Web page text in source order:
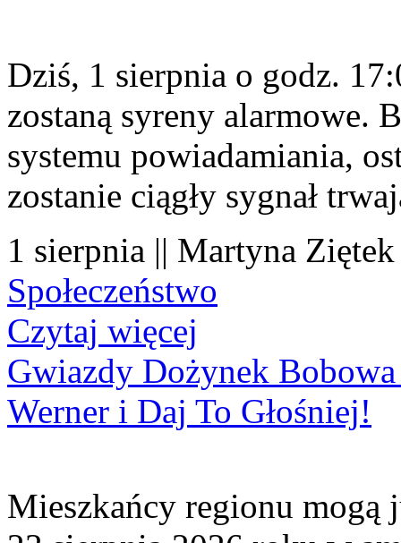
Dziś, 1 sierpnia o godz.
zostaną syreny alarmowe.
systemu powiadamiania,
zostanie ciągły sygnał
1 sierpnia || Martyna
Społeczeństwo
Czytaj więcej
Gwiazdy Dożynek Bobowa
Werner i Daj To Głośniej!
Mieszkańcy regionu mogą